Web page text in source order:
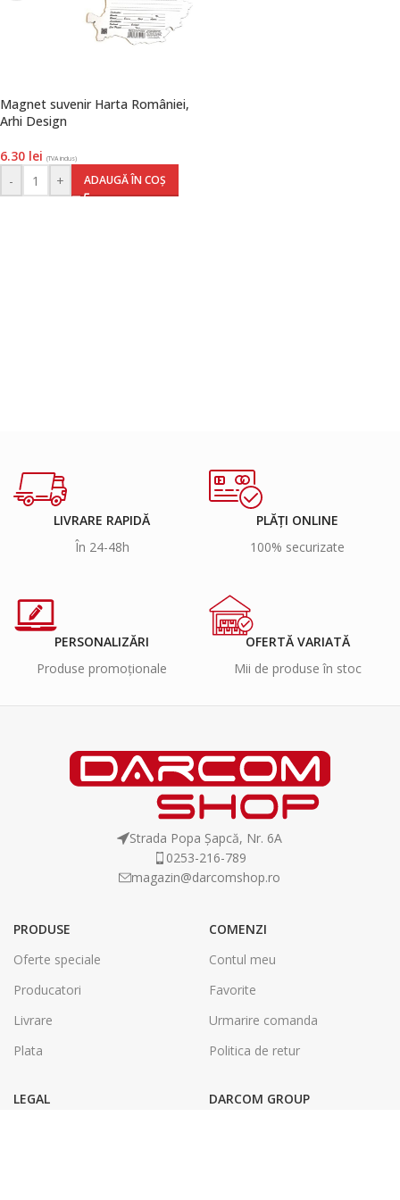
Magnet suvenir Harta României,
Arhi Design
6.30 lei (TVA inclus)
- + ADAUGĂ ÎN COȘ
LIVRARE RAPIDĂ
În 24-48h
PLĂȚI ONLINE
100% securizate
PERSONALIZĂRI
Produse promoționale
OFERTĂ VARIATĂ
Mii de produse în stoc
Strada Popa Șapcă, Nr. 6A
0253-216-789
magazin@darcomshop.ro
PRODUSE
Oferte speciale
Producatori
Livrare
Plata
COMENZI
Contul meu
Favorite
Urmarire comanda
Politica de retur
LEGAL
DARCOM GROUP